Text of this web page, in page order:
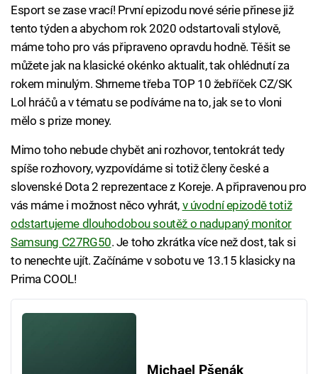
Esport se zase vrací! První epizodu nové série přinese již
tento týden a abychom rok 2020 odstartovali stylově,
máme toho pro vás připraveno opravdu hodně. Těšit se
můžete jak na klasické okénko aktualit, tak ohlédnutí za
rokem minulým. Shrneme třeba TOP 10 žebříček CZ/SK
Lol hráčů a v tématu se podíváme na to, jak se to vloni
mělo s prize money.
Mimo toho nebude chybět ani rozhovor, tentokrát tedy
spíše rozhovory, vyzpovídáme si totiž členy české a
slovenské Dota 2 reprezentace z Koreje. A připravenou pro
vás máme i možnost něco vyhrát, v úvodní epizodě totiž
odstartujeme dlouhodobou soutěž o nadupaný monitor
Samsung C27RG50. Je toho zkrátka více než dost, tak si
to nenechte ujít. Začínáme v sobotu ve 13.15 klasicky na
Prima COOL!
Michael Pšenák